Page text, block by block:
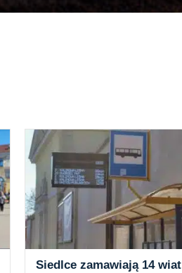
Siedlce zamawiają 14 wiat